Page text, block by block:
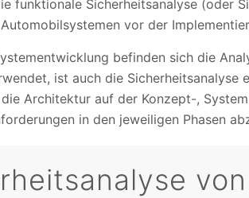
funktionale Sicherheitsanalyse (oder
vor der
befinden sich die
ist auch die Sicherheitsanalyse
Architektur auf der Konzept-,
in den jeweiligen Phasen